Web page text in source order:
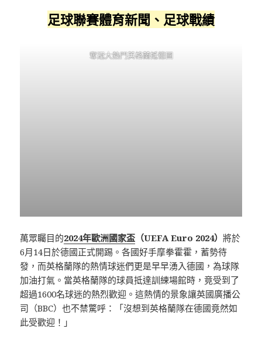
足球聯賽體育新聞、足球戰績
奪冠大熱門英格蘭抵德國
萬眾矚目的2024年歐洲國家盃 （UEFA Euro 2024）將於
6月14日於德國正式開踢。各國好手摩拳霍霍，蓄勢待
發，而英格蘭隊的熱情球迷們更是早早湧入德國，為球隊
加油打氣。當英格蘭隊的球員抵達訓練場館時，竟受到了
超過1600名球迷的熱烈歡迎。這熱情的景象讓英國廣播公
司（BBC）也不禁驚呼：「沒想到英格蘭隊在德國竟然如
此受歡迎！」